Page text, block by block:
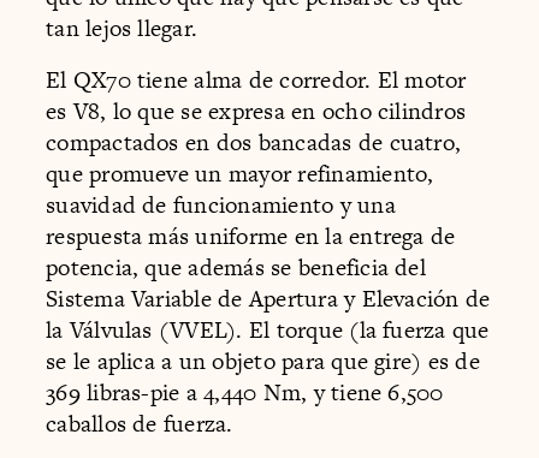
tan lejos llegar.
El QX70 tiene alma de corredor. El motor
es V8, lo que se expresa en ocho cilindros
compactados en dos bancadas de cuatro,
que promueve un mayor refinamiento,
suavidad de funcionamiento y una
respuesta más uniforme en la entrega de
potencia, que además se beneficia del
Sistema Variable de Apertura y Elevación de
la Válvulas (VVEL). El torque (la fuerza que
se le aplica a un objeto para que gire) es de
369 libras-pie a 4,440 Nm, y tiene 6,500
caballos de fuerza.